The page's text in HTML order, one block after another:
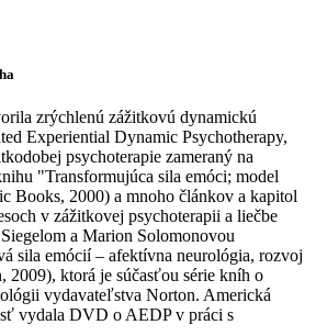
zrýchlenú zážitkovú dynamickú
Experiential Dynamic Psychotherapy,
psychoterapie zameraný na
"Transformujúca sila emóci; model
Books, 2000) a mnoho článkov a kapitol
v zážitkovej psychoterapii a liečbe
a Marion Solomonovou
sila emócií – afektívna neurológia, rozvoj
2009), ktorá je súčasťou série kníh o
vydavateľstva Norton. Americká
vydala DVD o AEDP v práci s